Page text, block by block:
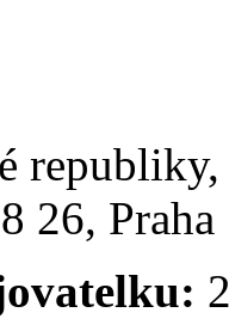
26,